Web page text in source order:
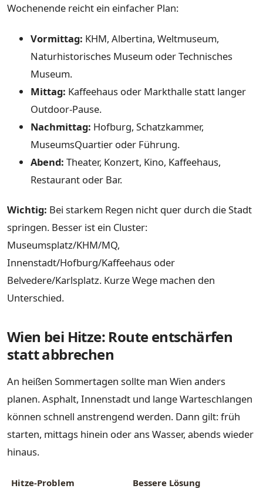
Wochenende reicht ein einfacher Plan:
Vormittag: KHM, Albertina, Weltmuseum,
Naturhistorisches Museum oder Technisches
Museum.
Mittag: Kaffeehaus oder Markthalle statt langer
Outdoor-Pause.
Nachmittag: Hofburg, Schatzkammer,
MuseumsQuartier oder Führung.
Abend: Theater, Konzert, Kino, Kaffeehaus,
Restaurant oder Bar.
Wichtig: Bei starkem Regen nicht quer durch die Stadt
springen. Besser ist ein Cluster:
Museumsplatz/KHM/MQ,
Innenstadt/Hofburg/Kaffeehaus oder
Belvedere/Karlsplatz. Kurze Wege machen den
Unterschied.
Wien bei Hitze: Route entschärfen
statt abbrechen
An heißen Sommertagen sollte man Wien anders
planen. Asphalt, Innenstadt und lange Warteschlangen
können schnell anstrengend werden. Dann gilt: früh
starten, mittags hinein oder ans Wasser, abends wieder
hinaus.
Hitze-Problem
Bessere Lösung